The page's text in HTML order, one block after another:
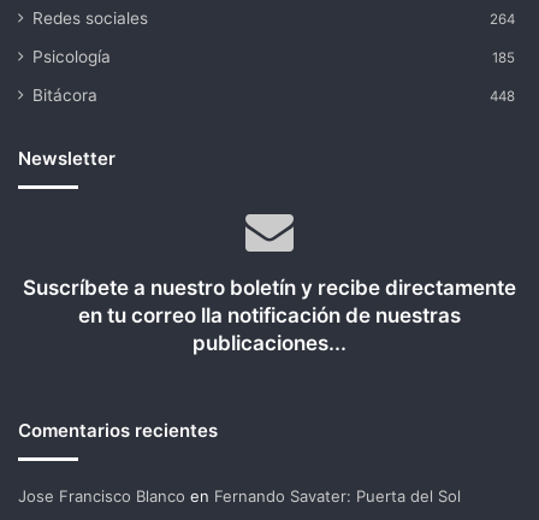
Redes sociales 264
Psicología 185
Bitácora 448
Newsletter
Suscríbete a nuestro boletín y recibe directamente
en tu correo lla notificación de nuestras
publicaciones...
Comentarios recientes
Jose Francisco Blanco en Fernando Savater: Puerta del Sol